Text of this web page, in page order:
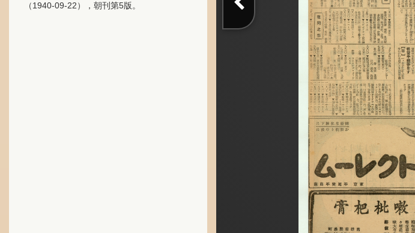
（1940-09-22），朝刊第5版。